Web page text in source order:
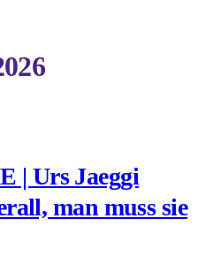
| Urs Jaeggi
man muss sie